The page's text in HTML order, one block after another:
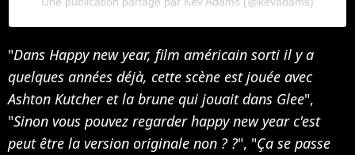
"Dans Happy new year, film américain sorti il y a
quelques années déjà, cette scène est jouée avec
Ashton Kutcher et la brune qui jouait dans Glee",
"Sinon vous pouvez regarder happy new year c'est
peut être la version originale non ? ?", "Ça se passe